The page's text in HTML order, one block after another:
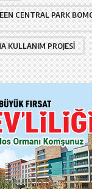
CENTRAL PARK
KULLANIM PROJESI